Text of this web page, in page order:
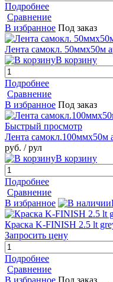
Подробнее
Сравнение
В избранное Под заказ
Лента самокл. 50ммх50м
В корзину
Подробнее
Сравнение
В избранное Под заказ
Быстрый просмотр
Лента самокл.100ммх50м
руб. / рул
В корзину
Подробнее
Сравнение
В избранное
Краска K-FINISH 2.5 lt
Запросить цену
Подробнее
Сравнение
В избранное Под заказ